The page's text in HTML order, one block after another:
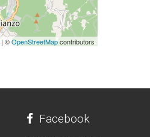
| ©OpenStreetMapcontributors
Facebook